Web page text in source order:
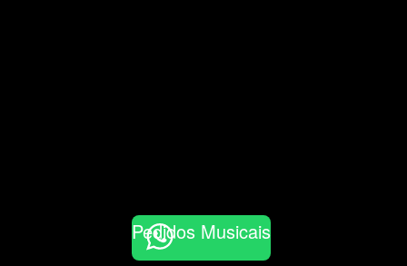
Pedidos Musicais